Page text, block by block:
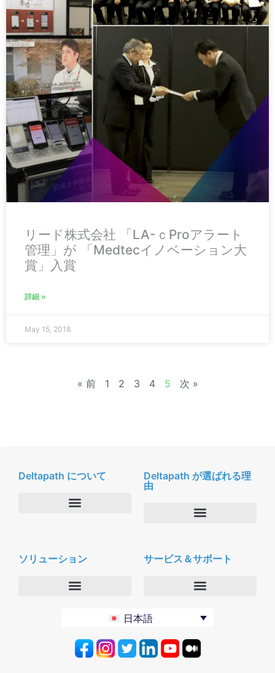
リード株式会社 「LA-ｃProアラート
管理」が 「Medtecイノベーション大
賞」入賞
詳細 »
May 15, 2018
« 前 1 2 3 4 5 次 »
Deltapath について
Deltapath が選ばれる理
由
パートナー
セキュリティおよびプライバシー
ソリューション
プロダクティビティツール
サービス＆サポート
デルタパス University
ソフトウェアダウンロード
日本語